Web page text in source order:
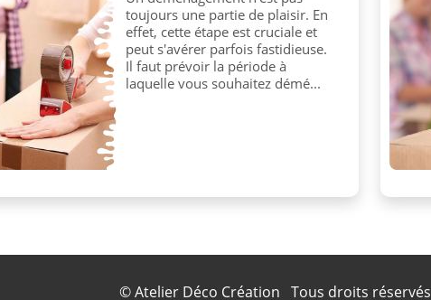
toujours une partie de plaisir. En
effet, cette étape est cruciale et
peut s'avérer parfois fastidieuse.
Il faut prévoir la période à
laquelle vous souhaitez démé...
©Atelier Déco Création Tous droits réservés